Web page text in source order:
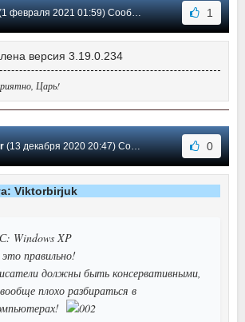
февраля 2021 01:59) Сообщение #26 1
версия 3.19.0.234
Царь!
(13 декабря 2020 20:47) Сообщение #25 0
Viktorbirjuk
Windows XP
правильно!
должны быть консервативными,
плохо разбираться в